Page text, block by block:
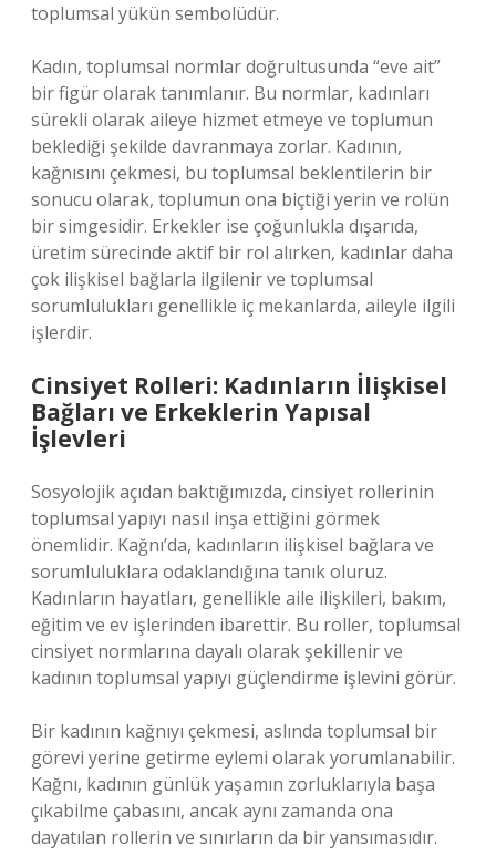
toplumsal yükün sembolüdür.
Kadın, toplumsal normlar doğrultusunda “eve ait”
bir figür olarak tanımlanır. Bu normlar, kadınları
sürekli olarak aileye hizmet etmeye ve toplumun
beklediği şekilde davranmaya zorlar. Kadının,
kağnısını çekmesi, bu toplumsal beklentilerin bir
sonucu olarak, toplumun ona biçtiği yerin ve rolün
bir simgesidir. Erkekler ise çoğunlukla dışarıda,
üretim sürecinde aktif bir rol alırken, kadınlar daha
çok ilişkisel bağlarla ilgilenir ve toplumsal
sorumlulukları genellikle iç mekanlarda, aileyle ilgili
işlerdir.
Cinsiyet Rolleri: Kadınların İlişkisel
Bağları ve Erkeklerin Yapısal
İşlevleri
Sosyolojik açıdan baktığımızda, cinsiyet rollerinin
toplumsal yapıyı nasıl inşa ettiğini görmek
önemlidir. Kağnı’da, kadınların ilişkisel bağlara ve
sorumluluklara odaklandığına tanık oluruz.
Kadınların hayatları, genellikle aile ilişkileri, bakım,
eğitim ve ev işlerinden ibarettir. Bu roller, toplumsal
cinsiyet normlarına dayalı olarak şekillenir ve
kadının toplumsal yapıyı güçlendirme işlevini görür.
Bir kadının kağnıyı çekmesi, aslında toplumsal bir
görevi yerine getirme eylemi olarak yorumlanabilir.
Kağnı, kadının günlük yaşamın zorluklarıyla başa
çıkabilme çabasını, ancak aynı zamanda ona
dayatılan rollerin ve sınırların da bir yansımasıdır.